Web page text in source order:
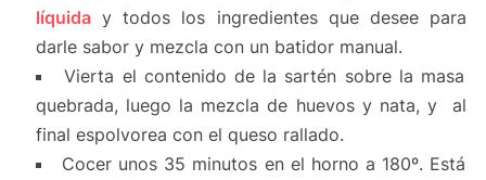
líquiday todos los ingredientes que desee para
darle sabor y mezcla con un batidor manual.
Vierta el contenido de la sartén sobre la masa
quebrada, luego la mezcla de huevos y nata, yal
final espolvorea con el queso rallado.
Cocer unos 35 minutos en el horno a 180º. Está